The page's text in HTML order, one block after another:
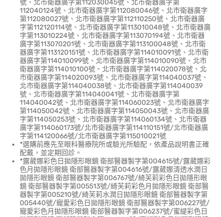
號、北市衛器廣字第112030045號、北市衛器廣字第
112040124號、北市衛器廣字第112080046號、北市衛器廣字
第112080027號、北市衛器廣字第112110250號、北市衛器廣
字第112120114號、北市衛器廣字第113010048號、北市衛器廣
字第113010224號、北市衛器廣字第113070194號、北市衛器
廣字第113070201號、北市衛器廣字第113100048號、北市衛
器廣字第113120151號、北市衛器廣字第114010091號、北市衛
器廣字第114010099號、北市衛器廣字第114010090號、北市
衛器廣字第114010100號、北市衛器廣字第114020078號、北
市衛器廣字第114020093號、北市衛器廣字第114040037號、
北市衛器廣字第114040038號、北市衛器廣字第114040039
號、北市衛器廣字第114040041號、北市衛器廣字第
114040042號、北市衛器廣字第114060023號、北市衛器廣字
第114050042號、北市衛器廣字第114050043號、北市衛器廣
字第114050253號、北市衛器廣字第114060134號、北市衛器
廣字第114060173號/北市衛器廣字第114110151號/北市衛器廣
字第114120066號/北市衛器廣字第115010021號
*選購前應先至眼科醫療院所或驗光所驗配，依產品說明書正確
配戴，並定期回診。
*露葳娜彩色日拋隱形眼鏡 衛部醫器製字第004615號/露葳娜彩
色月拋隱形眼鏡 衛部醫器製字第004616號/露葳娜清透水潤日
拋隱形眼鏡 衛部醫器製字第006767號/綺芙莉彩色日拋隱形眼
鏡 衛部醫器製字第005513號/綺芙莉彩色月拋隱形眼鏡 衛部醫
器製字第005210號/綺芙莉水潤日拋隱形眼鏡 衛部醫器製字第
005440號/寵愛彩色日拋隱形眼鏡 衛部醫器製字第006227號/
寵愛彩色月拋隱形眼鏡 衛部醫器製字第006237號/蜜緹彩色日